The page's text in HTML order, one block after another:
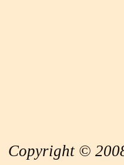
Copyright ©